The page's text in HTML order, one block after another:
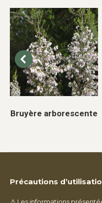
Bruyère arborescente
Précautions